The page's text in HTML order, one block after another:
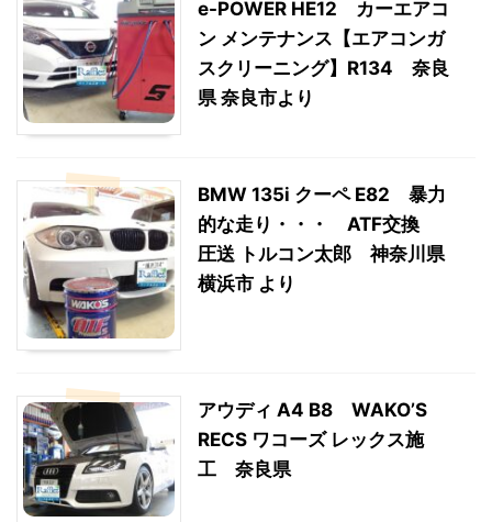
e-POWER HE12 カーエアコ
ン メンテナンス【エアコンガ
スクリーニング】R134 奈良
県 奈良市より
BMW 135i クーペ E82 暴力
的な走り・・・ ATF交換
圧送 トルコン太郎 神奈川県
横浜市 より
アウディ A4 B8 WAKO’S
RECS ワコーズ レックス施
工 奈良県